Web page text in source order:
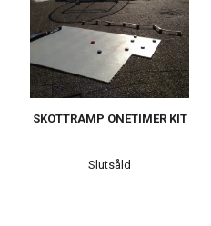
SKOTTRAMP ONETIMER KIT
Slutsåld